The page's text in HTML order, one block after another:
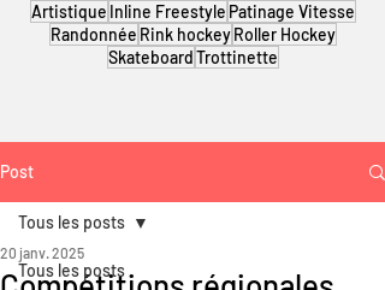
Artistique Inline Freestyle Patinage Vitesse
Randonnée Rink hockey Roller Hockey
SkateboardTrottinette
Post
Tous les posts
Tous les posts
20 janv. 2025